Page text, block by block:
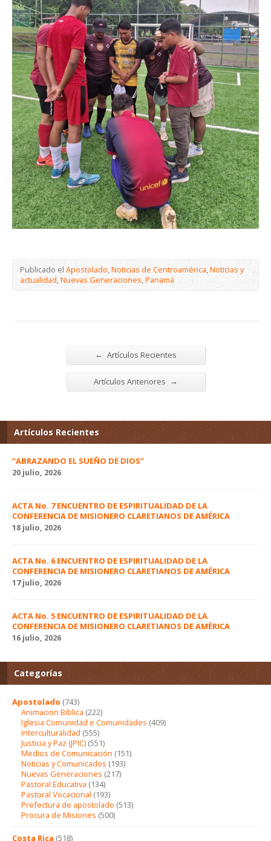
Publicado el Apostolado,Noticias de Centroamérica,Noticias y
actualidad,Nuevas Generaciones,Panamá
← Artículos Recientes
Artículos Anteriores →
Artículos Recientes
“ABRAZANDO EL SUEÑO DE DIOS”
20 julio, 2026
ACTA No. 7 ENCUENTRO DE ESPIRITUALIDAD DE LA
CONFERENCIA DE MISIONERO CLARETIANOS DE AMÉRICA
18 julio, 2026
ACTA No. 6 ENCUENTRO DE ESPIRITUALIDAD DE LA
CONFERENCIA DE MISIONERO CLARETIANOS DE AMÉRICA
17 julio, 2026
ACTA No. 5 ENCUENTRO DE ESPIRITUALIDAD DE LA
CONFERENCIA DE MISIONERO CLARETIANOS DE AMÉRICA
16 julio, 2026
Categorías
Apostolado (743)
Animacion Biblica (222)
Iglesia Comunidad e Comunidades (409)
Interculturalidad (555)
Justicia y Paz (JPIC) (551)
Medios de Comunicación (151)
Noticias y Comunicados (193)
Nuevas Generaciones (217)
Pastoral Educativa (134)
Pastoral Vocacional (193)
Prefectura de apostolado (513)
Procura de Misiones (500)
Costa Rica (518)